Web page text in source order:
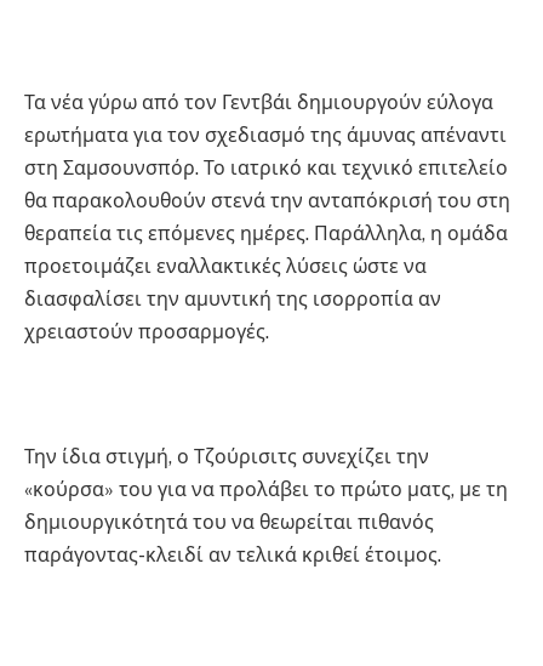
Τα νέα γύρω από τον Γεντβάι δημιουργούν εύλογα
ερωτήματα για τον σχεδιασμό της άμυνας απέναντι
στη Σαμσουνσπόρ. Το ιατρικό και τεχνικό επιτελείο
θα παρακολουθούν στενά την ανταπόκρισή του στη
θεραπεία τις επόμενες ημέρες. Παράλληλα, η ομάδα
προετοιμάζει εναλλακτικές λύσεις ώστε να
διασφαλίσει την αμυντική της ισορροπία αν
χρειαστούν προσαρμογές.
Την ίδια στιγμή, ο Τζούρισιτς συνεχίζει την
«κούρσα» του για να προλάβει το πρώτο ματς, με τη
δημιουργικότητά του να θεωρείται πιθανός
παράγοντας-κλειδί αν τελικά κριθεί έτοιμος.